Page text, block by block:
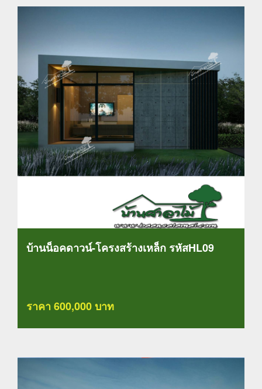
บ้านน็อคดาวน์-โครงสร้างเหล็ก รหัสHL09
ราคา 600,000 บาท